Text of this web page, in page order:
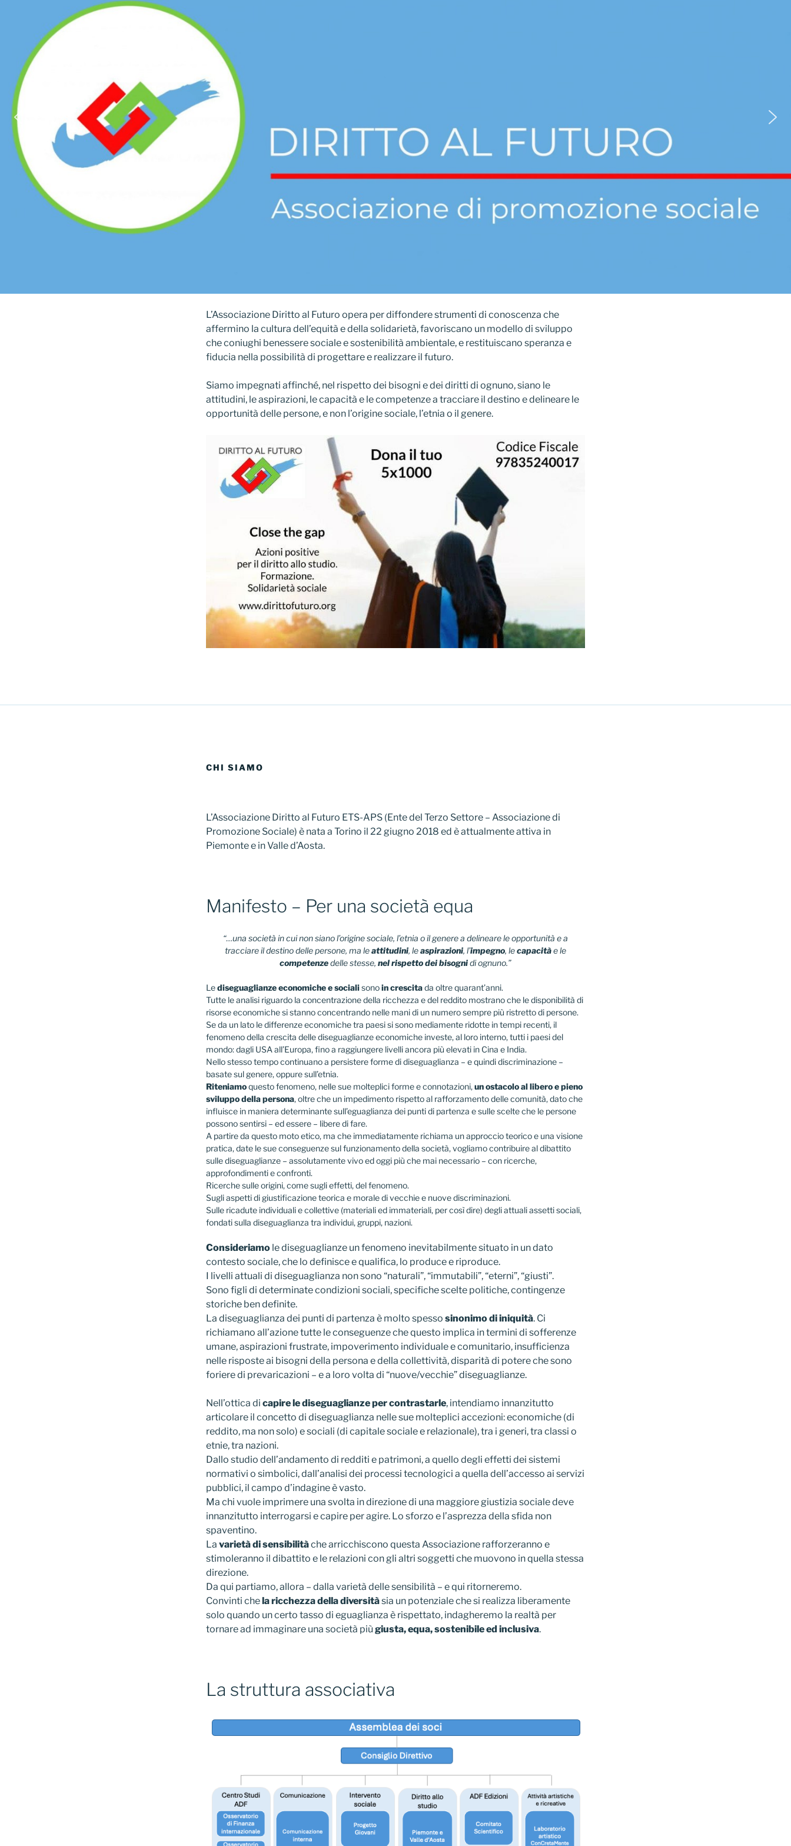
L’Associazione Diritto al Futuro opera per diffondere strumenti di conoscenza che
affermino la cultura dell’equità e della solidarietà, favoriscano un modello di sviluppo
che coniughi benessere sociale e sostenibilità ambientale, e restituiscano speranza e
fiducia nella possibilità di progettare e realizzare il futuro.
Siamo impegnati affinché, nel rispetto dei bisogni e dei diritti di ognuno, siano le
attitudini, le aspirazioni, le capacità e le competenze a tracciare il destino e delineare le
opportunità delle persone, e non l’origine sociale, l’etnia o il genere.
CHI SIAMO
L’Associazione Diritto al Futuro ETS-APS (Ente del Terzo Settore – Associazione di
Promozione Sociale) è nata a Torino il 22 giugno 2018 ed è attualmente attiva in
Piemonte e in Valle d’Aosta.
Manifesto – Per una società equa
“…una società in cui non siano l’origine sociale, l’etnia o il genere a delineare le opportunità e a
tracciare il destino delle persone, ma leattitudini, leaspirazioni, l’impegno, lecapacitàe le
competenzedelle stesse, nel rispetto dei bisognidi ognuno.”
Lediseguaglianze economiche e socialisonoin crescitada oltre quarant’anni.
Tutte le analisi riguardo la concentrazione della ricchezza e del reddito mostrano che le disponibilità di
risorse economiche si stanno concentrando nelle mani di un numero sempre più ristretto di persone.
Se da un lato le differenze economiche tra paesi si sono mediamente ridotte in tempi recenti, il
fenomeno della crescita delle diseguaglianze economiche investe, al loro interno, tutti i paesi del
mondo: dagli USA all’Europa, fino a raggiungere livelli ancora più elevati in Cina e India.
Nello stesso tempo continuano a persistere forme di diseguaglianza – e quindi discriminazione –
basate sul genere, oppure sull’etnia.
Riteniamoquesto fenomeno, nelle sue molteplici forme e connotazioni,un ostacolo al libero e pieno
sviluppo della persona, oltre che un impedimento rispetto al rafforzamento delle comunità, dato che
influisce in maniera determinante sull’eguaglianza dei punti di partenza e sulle scelte che le persone
possono sentirsi – ed essere – libere di fare.
A partire da questo moto etico, ma che immediatamente richiama un approccio teorico e una visione
pratica, date le sue conseguenze sul funzionamento della società, vogliamo contribuire al dibattito
sulle diseguaglianze – assolutamente vivo ed oggi più che mai necessario – con ricerche,
approfondimenti e confronti.
Ricerche sulle origini, come sugli effetti, del fenomeno.
Sugli aspetti di giustificazione teorica e morale di vecchie e nuove discriminazioni.
Sulle ricadute individuali e collettive (materiali ed immateriali, per così dire) degli attuali assetti sociali,
fondati sulla diseguaglianza tra individui, gruppi, nazioni.
Consideriamo le diseguaglianze un fenomeno inevitabilmente situato in un dato
contesto sociale, che lo definisce e qualifica, lo produce e riproduce.
I livelli attuali di diseguaglianza non sono “naturali”, “immutabili”, “eterni”, “giusti”.
Sono figli di determinate condizioni sociali, specifiche scelte politiche, contingenze
storiche ben definite.
La diseguaglianza dei punti di partenza è molto spesso sinonimo di iniquità. Ci
richiamano all’azione tutte le conseguenze che questo implica in termini di sofferenze
umane, aspirazioni frustrate, impoverimento individuale e comunitario, insufficienza
nelle risposte ai bisogni della persona e della collettività, disparità di potere che sono
foriere di prevaricazioni – e a loro volta di “nuove/vecchie” diseguaglianze.
Nell’ottica di capire le diseguaglianze per contrastarle, intendiamo innanzitutto
articolare il concetto di diseguaglianza nelle sue molteplici accezioni: economiche (di
reddito, ma non solo) e sociali (di capitale sociale e relazionale), tra i generi, tra classi o
etnie, tra nazioni.
Dallo studio dell’andamento di redditi e patrimoni, a quello degli effetti dei sistemi
normativi o simbolici, dall’analisi dei processi tecnologici a quella dell’accesso ai servizi
pubblici, il campo d’indagine è vasto.
Ma chi vuole imprimere una svolta in direzione di una maggiore giustizia sociale deve
innanzitutto interrogarsi e capire per agire. Lo sforzo e l’asprezza della sfida non
spaventino.
La varietà di sensibilitàche arricchiscono questa Associazione rafforzeranno e
stimoleranno il dibattito e le relazioni con gli altri soggetti che muovono in quella stessa
direzione.
Da qui partiamo, allora – dalla varietà delle sensibilità – e qui ritorneremo.
Convinti chela ricchezza della diversitàsia un potenziale che si realizza liberamente
solo quando un certo tasso di eguaglianza è rispettato, indagheremo la realtà per
tornare ad immaginare una società più giusta, equa, sostenibile ed inclusiva.
La struttura associativa